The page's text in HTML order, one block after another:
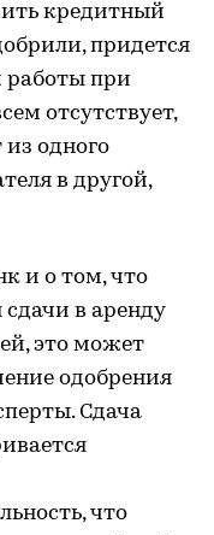
кредитный
придется
работы при
отсутствует,
одного
в другой,
и о том, что
в аренду
это может
одобрения
Сдача
что